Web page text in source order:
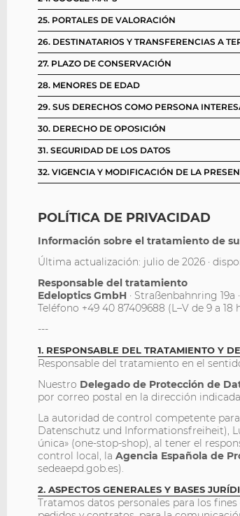
25. PORTALES DE VALORACIÓN
26. DESTINATARIOS Y TRANSFERENCIAS A
27. PLAZO DE CONSERVACIÓN
28. MENORES DE EDAD
29. SUS DERECHOS COMO PERSONA
30. DERECHO DE OPOSICIÓN
31. SEGURIDAD DE LOS DATOS
32. VIGENCIA Y MODIFICACIÓN DE LA
POLÍTICA DE PRIVACIDAD
Información sobre el tratamiento de
Última actualización: julio de 2026 ·
Responsable del tratamiento
Edeloptics GmbH · Straßenbahnring 19a
Teléfono +49 40 87409688 (L–V de 9 a 18
---
1. RESPONSABLE DEL TRATAMIENTO Y
Responsable del tratamiento en el
Nuestro Delegado de Protección de
por correo postal en la dirección
La autoridad de control competente
Datenschutz und Informationsfreiheit),
única» (one-stop-shop), al tener el
control local, la Agencia Española de
sedeaepd.gob.es).
2. ASPECTOS GENERALES Y BASES
Tratamos datos personales para los